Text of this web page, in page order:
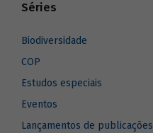
Séries
Biodiversidade
COP
Estudos especiais
Eventos
Lançamentos de publicações